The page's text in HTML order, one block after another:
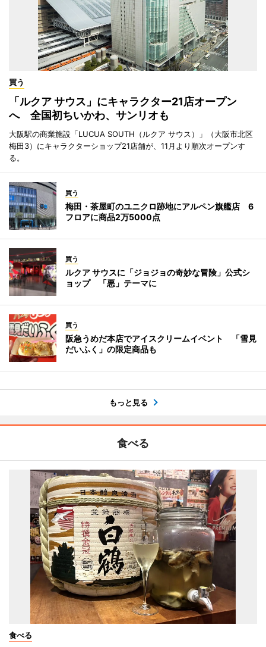
買う
「ルクア サウス」にキャラクター21店オープン
へ 全国初ちいかわ、サンリオも
大阪駅の商業施設「LUCUA SOUTH（ルクア サウス）」（大阪市北区
梅田3）にキャラクターショップ21店舗が、11月より順次オープンす
る。
買う
梅田・茶屋町のユニクロ跡地にアルペン旗艦店 6
フロアに商品2万5000点
買う
ルクア サウスに「ジョジョの奇妙な冒険」公式シ
ョップ 「悪」テーマに
買う
阪急うめだ本店でアイスクリームイベント 「雪見
だいふく」の限定商品も
もっと見る
食べる
食べる